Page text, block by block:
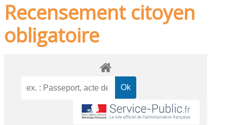
Recensement citoyen
obligatoire